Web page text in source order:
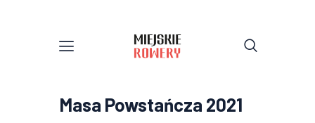
Masa Powstańcza 2021